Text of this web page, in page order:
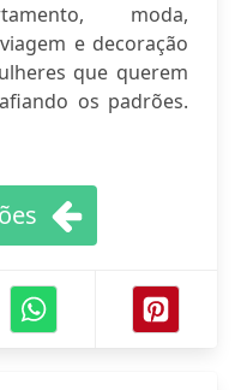
moda,
e decoração
que querem
os padrões.